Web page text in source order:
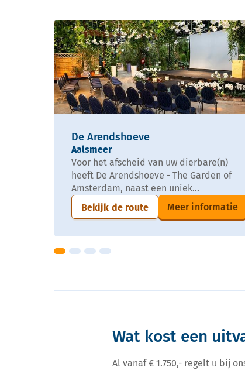
De Arendshoeve
Aalsmeer
Voor het afscheid van uw dierbare(n)
heeft De Arendshoeve - The Garden of
Amsterdam, naast een uniek...
Bekijk de route
Meer informatie
Wat kost een
Al vanaf € 1.750,- regelt u bij